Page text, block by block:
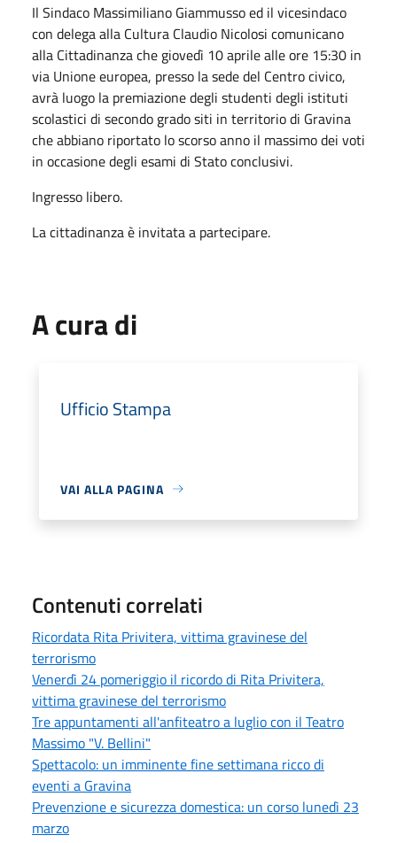
Il Sindaco Massimiliano Giammusso ed il vicesindaco
con delega alla Cultura Claudio Nicolosi comunicano
alla Cittadinanza che giovedì 10 aprile alle ore 15:30 in
via Unione europea, presso la sede del Centro civico,
avrà luogo la premiazione degli studenti degli istituti
scolastici di secondo grado siti in territorio di Gravina
che abbiano riportato lo scorso anno il massimo dei voti
in occasione degli esami di Stato conclusivi.
Ingresso libero.
La cittadinanza è invitata a partecipare.
A cura di
Ufficio Stampa
VAI ALLA PAGINA
Contenuti correlati
Ricordata Rita Privitera, vittima gravinese del
terrorismo
Venerdì 24 pomeriggio il ricordo di Rita Privitera,
vittima gravinese del terrorismo
Tre appuntamenti all'anfiteatro a luglio con il Teatro
Massimo "V. Bellini"
Spettacolo: un imminente fine settimana ricco di
eventi a Gravina
Prevenzione e sicurezza domestica: un corso lunedì 23
marzo